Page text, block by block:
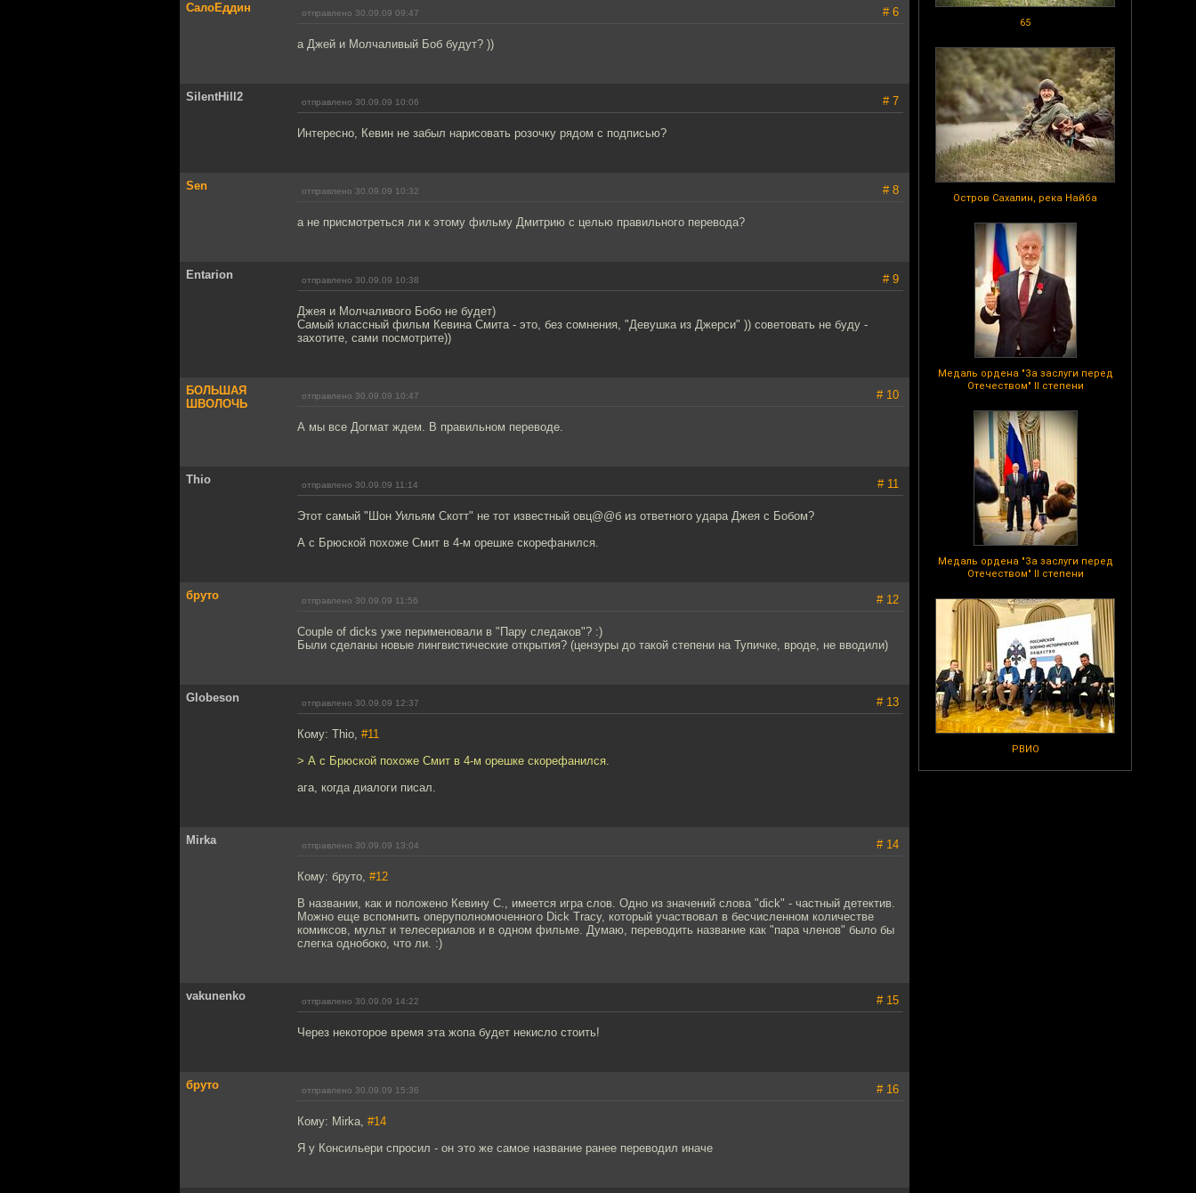
65
Остров Сахалин, река Найба
Медаль ордена "За заслуги перед
Отечеством" II степени
Медаль ордена "За заслуги перед
Отечеством" II степени
РВИО
СалоЕддин отправлено 30.09.09 09:47 # 6
а Джей и Молчаливый Боб будут? ))
SilentHill2 отправлено 30.09.09 10:06 # 7
Интересно, Кевин не забыл нарисовать розочку рядом с подписью?
Sen отправлено 30.09.09 10:32 # 8
а не присмотреться ли к этому фильму Дмитрию с целью правильного перевода?
Entarion отправлено 30.09.09 10:38 # 9
Джея и Молчаливого Бобо не будет)
Самый классный фильм Кевина Смита - это, без сомнения, "Девушка из Джерси" )) советовать не буду -
захотите, сами посмотрите))
БОЛЬШАЯ
ШВОЛОЧЬ
отправлено 30.09.09 10:47 # 10
А мы все Догмат ждем. В правильном переводе.
Thio отправлено 30.09.09 11:14 # 11
Этот самый "Шон Уильям Скотт" не тот известный овц@@б из ответного удара Джея с Бобом?
А с Брюской похоже Смит в 4-м орешке скорефанился.
бруто отправлено 30.09.09 11:56 # 12
Couple of dicks уже перименовали в "Пару следаков"? :)
Были сделаны новые лингвистические открытия? (цензуры до такой степени на Тупичке, вроде, не вводили)
Globeson отправлено 30.09.09 12:37 # 13
Кому: Thio, #11
> А с Брюской похоже Смит в 4-м орешке скорефанился.
ага, когда диалоги писал.
Mirka отправлено 30.09.09 13:04 # 14
Кому: бруто, #12
В названии, как и положено Кевину С., имеется игра слов. Одно из значений слова "dick" - частный детектив.
Можно еще вспомнить оперуполномоченного Dick Tracy, который участвовал в бесчисленном количестве
комиксов, мульт и телесериалов и в одном фильме. Думаю, переводить название как "пара членов" было бы
слегка однобоко, что ли. :)
vakunenko отправлено 30.09.09 14:22 # 15
Через некоторое время эта жопа будет некисло стоить!
бруто отправлено 30.09.09 15:36 # 16
Кому: Mirka, #14
Я у Консильери спросил - он это же самое название ранее переводил иначе